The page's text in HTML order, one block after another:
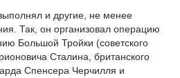
и другие, не менее
Так, он организовал операцию
Большой Тройки (советского
Сталина, британского
Спенсера Черчилля и